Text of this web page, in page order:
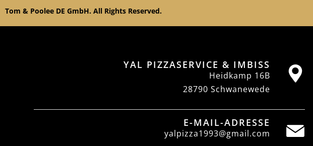
Tom & Poolee DE GmbH. All Rights Reserved.
YAL PIZZASERVICE & IMBISS
Heidkamp 16B
28790 Schwanewede
E-MAIL-ADRESSE
yalpizza1993@gmail.com